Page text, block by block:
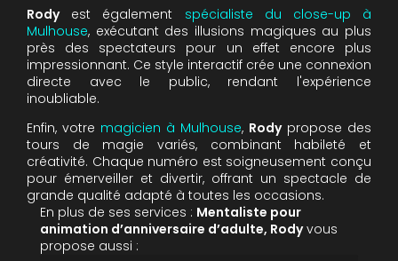
Rodyest également spécialiste du close-up à
Mulhouse, exécutant des illusions magiques au plus
près des spectateurs pour un effet encore plus
impressionnant. Ce style interactif crée une connexion
directe avec le public, rendant l'expérience
inoubliable.
Enfin, votre magicien à Mulhouse, Rodypropose des
tours de magie variés, combinant habileté et
créativité. Chaque numéro est soigneusement conçu
pour émerveiller et divertir, offrant un spectacle de
grande qualité adapté à toutes les occasions.
En plus de ses services : Mentaliste pour
animation d’anniversaire d’adulte, Rodyvous
propose aussi :